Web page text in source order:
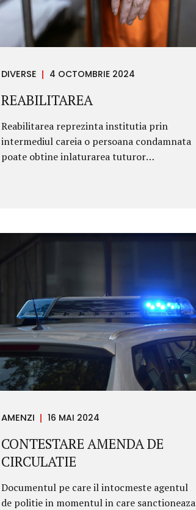
DIVERSE 4 OCTOMBRIE 2024
REABILITAREA
Reabilitarea reprezinta institutia prin
intermediul careia o persoana condamnata
poate obtine inlaturarea tuturor
REABILITAREA DE DREPT, potrivit
condamnarile ce prezinta o gravitate
redusa, si anume: la pedeapsa amenzii la
pedepasa inchisorii care nu depaseste 2 ani
la pedepasa inchisorii a carei executare a
fost suspendata sub supraveghere O
conditie suplimentara pentru intervenirea
reabilitarii de drept este aceea ca persoana
condamnata sa nu mai fi savarsit o alta...
AMENZI 16 MAI 2024
CONTESTARE AMENDA DE
CIRCULATIE
Documentul pe care il intocmeste agentul
de politie in momentul in care sanctioneaza